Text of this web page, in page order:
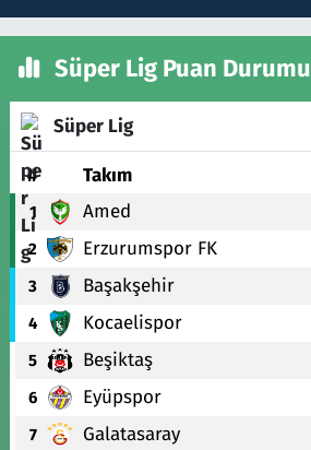
Süper Lig Puan Durumu
Süper Lig
# Takım
1 Amed
2 Erzurumspor FK
3 Başakşehir
4 Kocaelispor
5 Beşiktaş
6 Eyüpspor
7 Galatasaray